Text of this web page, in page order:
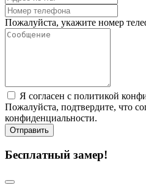
Пожалуйста, укажите номер
Я согласен с политикой
Пожалуйста, подтвердите, что
конфиденциальности.
Отправить
Бесплатный замер!